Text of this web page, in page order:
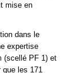
mise en
dans le
expertise
(scellé PF 1) et
que les 171